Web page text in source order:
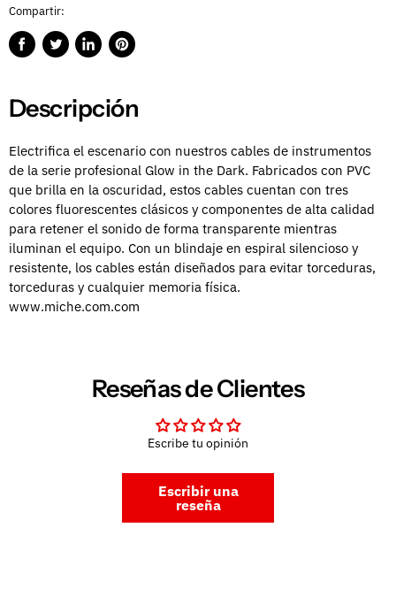
Compartir:
CompartirPublicarCompartirGuardar
Descripción
Electrifica el escenario con nuestros cables de instrumentos
de la serie profesional Glow in the Dark. Fabricados con PVC
que brilla en la oscuridad, estos cables cuentan con tres
colores fluorescentes clásicos y componentes de alta calidad
para retener el sonido de forma transparente mientras
iluminan el equipo. Con un blindaje en espiral silencioso y
resistente, los cables están diseñados para evitar torceduras,
torceduras y cualquier memoria física.
www.miche.com.com
Reseñas de Clientes
Escribe tu opinión
Escribir una
reseña